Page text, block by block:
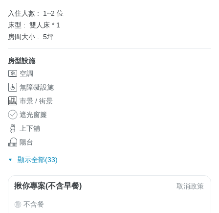
入住人數 :
1~2 位
床型 : 雙人床 * 1
房間大小 : 5坪
房型設施
空調
無障礙設施
市景 / 街景
遮光窗簾
上下舖
陽台
顯示全部(33)
揪你專案(不含早餐) 取消政策
不含餐